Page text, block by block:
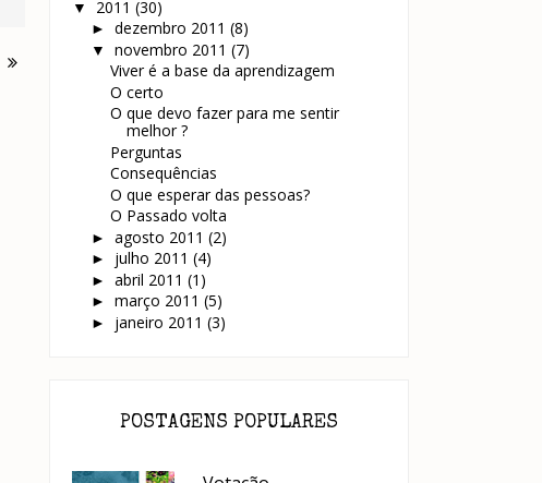
▼ 2011 (30)
► dezembro 2011 (8)
▼ novembro 2011 (7)
Viver é a base da aprendizagem
O certo
O que devo fazer para me sentir
melhor ?
Perguntas
Consequências
O que esperar das pessoas?
O Passado volta
► agosto 2011 (2)
► julho 2011 (4)
► abril 2011 (1)
► março 2011 (5)
► janeiro 2011 (3)
POSTAGENS POPULARES